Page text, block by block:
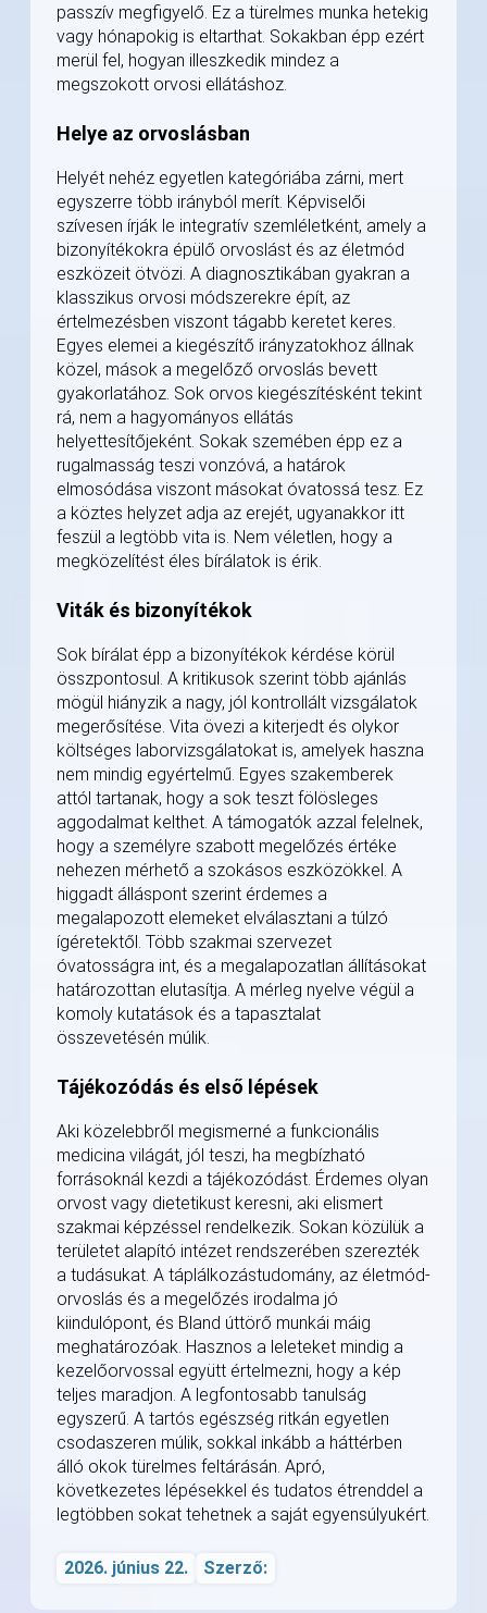
passzív megfigyelő. Ez a türelmes munka hetekig
vagy hónapokig is eltarthat. Sokakban épp ezért
merül fel, hogyan illeszkedik mindez a
megszokott orvosi ellátáshoz.
Helye az orvoslásban
Helyét nehéz egyetlen kategóriába zárni, mert
egyszerre több irányból merít. Képviselői
szívesen írják le integratív szemléletként, amely a
bizonyítékokra épülő orvoslást és az életmód
eszközeit ötvözi. A diagnosztikában gyakran a
klasszikus orvosi módszerekre épít, az
értelmezésben viszont tágabb keretet keres.
Egyes elemei a kiegészítő irányzatokhoz állnak
közel, mások a megelőző orvoslás bevett
gyakorlatához. Sok orvos kiegészítésként tekint
rá, nem a hagyományos ellátás
helyettesítőjeként. Sokak szemében épp ez a
rugalmasság teszi vonzóvá, a határok
elmosódása viszont másokat óvatossá tesz. Ez
a köztes helyzet adja az erejét, ugyanakkor itt
feszül a legtöbb vita is. Nem véletlen, hogy a
megközelítést éles bírálatok is érik.
Viták és bizonyítékok
Sok bírálat épp a bizonyítékok kérdése körül
összpontosul. A kritikusok szerint több ajánlás
mögül hiányzik a nagy, jól kontrollált vizsgálatok
megerősítése. Vita övezi a kiterjedt és olykor
költséges laborvizsgálatokat is, amelyek haszna
nem mindig egyértelmű. Egyes szakemberek
attól tartanak, hogy a sok teszt fölösleges
aggodalmat kelthet. A támogatók azzal felelnek,
hogy a személyre szabott megelőzés értéke
nehezen mérhető a szokásos eszközökkel. A
higgadt álláspont szerint érdemes a
megalapozott elemeket elválasztani a túlzó
ígéretektől. Több szakmai szervezet
óvatosságra int, és a megalapozatlan állításokat
határozottan elutasítja. A mérleg nyelve végül a
komoly kutatások és a tapasztalat
összevetésén múlik.
Tájékozódás és első lépések
Aki közelebbről megismerné a funkcionális
medicina világát, jól teszi, ha megbízható
forrásoknál kezdi a tájékozódást. Érdemes olyan
orvost vagy dietetikust keresni, aki elismert
szakmai képzéssel rendelkezik. Sokan közülük a
területet alapító intézet rendszerében szerezték
a tudásukat. A táplálkozástudomány, az életmód-
orvoslás és a megelőzés irodalma jó
kiindulópont, és Bland úttörő munkái máig
meghatározóak. Hasznos a leleteket mindig a
kezelőorvossal együtt értelmezni, hogy a kép
teljes maradjon. A legfontosabb tanulság
egyszerű. A tartós egészség ritkán egyetlen
csodaszeren múlik, sokkal inkább a háttérben
álló okok türelmes feltárásán. Apró,
következetes lépésekkel és tudatos étrenddel a
legtöbben sokat tehetnek a saját egyensúlyukért.
2026. június 22. Szerző: